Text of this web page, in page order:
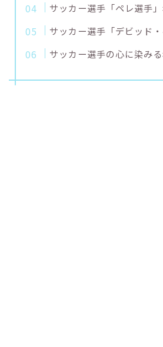
サッカー選手「ペレ選手
サッカー選手「デビッド
サッカー選手の心に染み